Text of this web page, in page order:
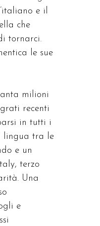
e il
che
tornarci.
le sue
milioni
recenti
in tutti i
lingua tra le
e un
terzo
Una
e